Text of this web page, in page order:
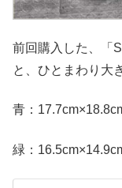
前回購入した、「
と、ひとまわり大
青：
緑：